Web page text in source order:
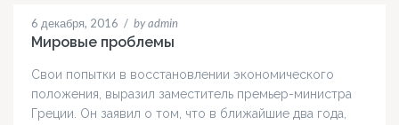
6 декабря, 2016 / by admin
Мировые проблемы
Свои попытки в восстановлении экономического
положения, выразил заместитель премьер-министра
Греции. Он заявил о том, что в ближайшие два года,